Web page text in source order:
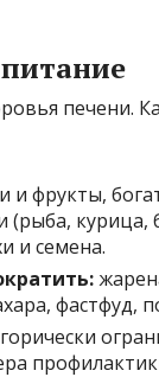
печени.
и фрукты,
(рыба,
и семена.
фастфуд,